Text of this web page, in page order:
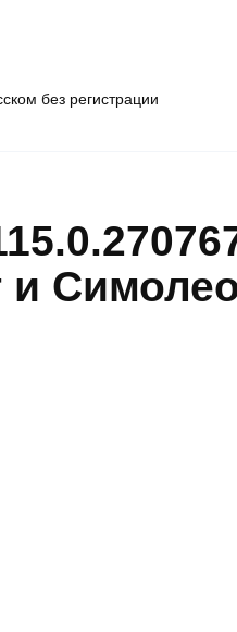
без регистрации